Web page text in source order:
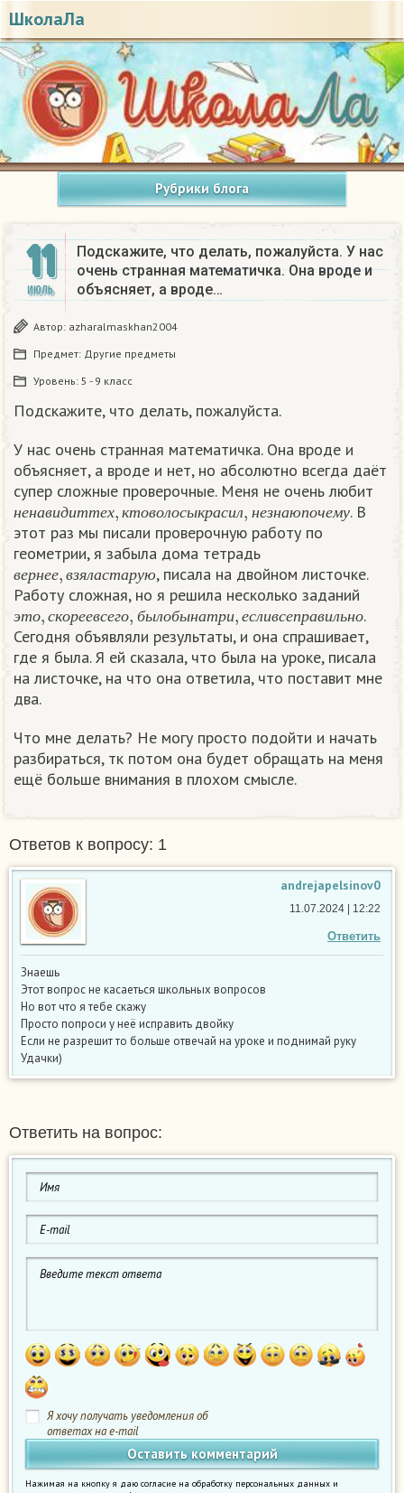
ШколаЛа
Рубрики блога
11
ИЮЛЬ
Подскажите, что делать, пожалуйста. У нас
очень странная математичка. Она вроде и
объясняет, а вроде…
Автор: azharalmaskhan2004
Предмет: Другие предметы
Уровень: 5 - 9 класс
Подскажите, что делать, пожалуйста.
У нас очень странная математичка. Она вроде и
объясняет, а вроде и нет, но абсолютно всегда даёт
супер сложные проверочные. Меня не очень любит
н е н а в и д и т т е х кт ов ол осыкрас ил н е з н а ю п о ч ему
ненав идиттех ктоволосыкрасил,н езн аюпочему. В
этот раз мы писали проверочную работу по
геометрии, я забыла дома тетрадь
в е р н е е взяластар ую
верне е,взяла старую, писала на двойном листочке.
Работу сложная, но я решила несколько заданий
э т о ск ореевсег о б ыл о б ын а т р и е сл и в с е п р а в ил ьн о
э то,с ко реевсего, бы лобынатр и,есливсеп равильн .
Сегодня объявляли результаты, и она спрашивает,
где я была. Я ей сказала, что была на уроке, писала
на листочке, на что она ответила, что поставит мне
два.
Что мне делать? Не могу просто подойти и начать
разбираться, тк потом она будет обращать на меня
ещё больше внимания в плохом смысле.
Ответов к вопросу: 1
andrejapelsinov0
Ответить
11.07.2024 | 12:22
Знаешь
Этот вопрос не касаеться школьных вопросов
Но вот что я тебе скажу
Просто попроси у неё исправить двойку
Если не разрешит то больше отвечай на уроке и поднимай руку
Удачки)
Ответить на вопрос:
Я хочу получать уведомления об
ответах на e-mail
Нажимая на кнопку я даю согласие на обработку персональных данных и